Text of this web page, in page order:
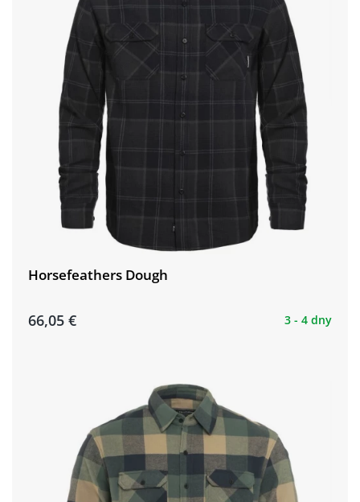
Horsefeathers Dough
66,05 € 3 - 4 dny